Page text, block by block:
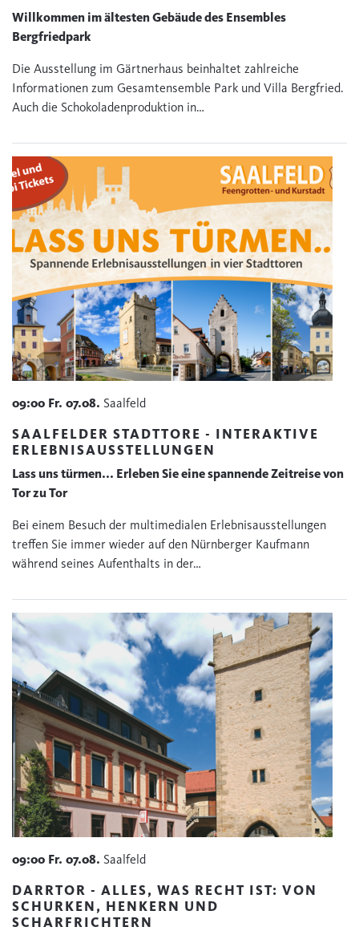
Willkommen im ältesten Gebäude des Ensembles
Bergfriedpark
Die Ausstellung im Gärtnerhaus beinhaltet zahlreiche
Informationen zum Gesamtensemble Park und Villa Bergfried.
Auch die Schokoladenproduktion in…
09:00 Fr. 07.08. Saalfeld
SAALFELDER STADTTORE - INTERAKTIVE
ERLEBNISAUSSTELLUNGEN
Lass uns türmen... Erleben Sie eine spannende Zeitreise von
Tor zu Tor
Bei einem Besuch der multimedialen Erlebnisausstellungen
treffen Sie immer wieder auf den Nürnberger Kaufmann
während seines Aufenthalts in der…
09:00 Fr. 07.08. Saalfeld
DARRTOR - ALLES, WAS RECHT IST: VON
SCHURKEN, HENKERN UND
SCHARFRICHTERN